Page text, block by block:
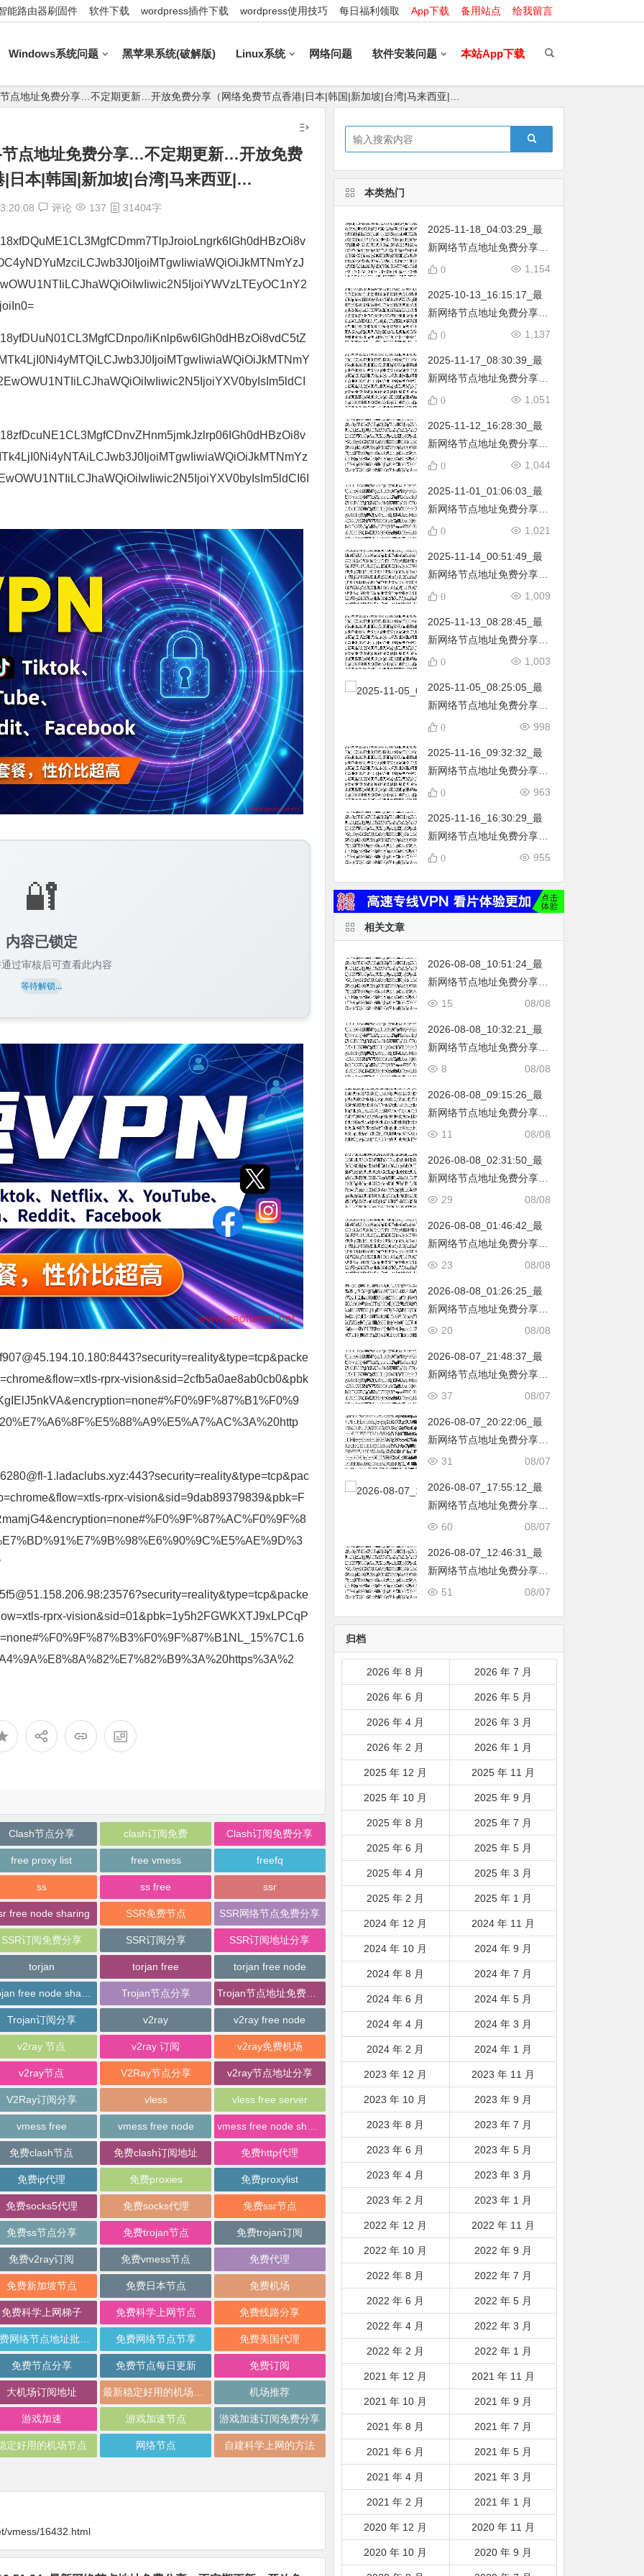
能路由器刷固件 软件下载 wordpress插件下载 wordpress使用技巧 每日福利领取 App下载 备用站点 给我留言
Windows系统问题 黑苹果系统(破解版) Linux系统 网络问题 软件安装问题 本站App下载
点地址免费分享…不定期更新…开放免费分享（网络免费节点香港|日本|韩国|新加坡|台湾|马来西亚|…
节点地址免费分享…不定期更新…开放免费
|日本|韩国|新加坡|台湾|马来西亚|…
评论 137 31404字
liKnlp6w6IGh0dHBzOi8vdC5tZ
🔐
内容已锁定
过审核后可查看此内容
等待解锁...
rprx-vision&sid=2cfb5a0ae8ab0cb0&pbk
1.ladaclubs.xyz:443?security=reality&type=tcp&pac
rprx-vision&sid=9dab89379839&pbk=F
rprx-vision&sid=01&pbk=1y5h2FGWKXTJ9xLPCqP
Clash节点分享 clash订阅免费 Clash订阅免费分享
free proxy list free vmess freefq
ss ss free ssr
free node sharing SSR免费节点 SSR网络节点免费分享
SSR订阅免费分享 SSR订阅分享 SSR订阅地址分享
torjan torjan free torjan free node
Trojan节点分享
Trojan订阅分享 v2ray v2ray free node
v2ray 节点 v2ray 订阅 v2ray免费机场
v2ray节点 V2Ray节点分享 v2ray节点地址分享
V2Ray订阅分享 vless vless free server
vmess free vmess free node
免费clash节点 免费clash订阅地址 免费http代理
免费ip代理 免费proxies 免费proxylist
免费socks5代理 免费socks代理 免费ssr节点
免费ss节点分享 免费trojan节点 免费trojan订阅
免费v2ray订阅 免费vmess节点 免费代理
免费新加坡节点 免费日本节点 免费机场
免费科学上网梯子 免费科学上网节点 免费线路分享
免费网络节点地址批量分享 免费网络节点节享 免费美国代理
免费节点分享 免费节点每日更新 免费订阅
大机场订阅地址 机场推荐
游戏加速 游戏加速节点 游戏加速订阅免费分享
定好用的机场节点 网络节点 自建科学上网的方法
vmess/16432.html
本类热门
2025-11-18_04:03:29_最
新网络节点地址免费分享…
不定期更新…开放免费分享
韩国|新加坡|台湾|马来西亚|
…
1,154
0
2025-10-13_16:15:17_最
新网络节点地址免费分享…
不定期更新…开放免费分享
韩国|新加坡|台湾|马来西亚|
…
1,137
0
2025-11-17_08:30:39_最
新网络节点地址免费分享…
不定期更新…开放免费分享
韩国|新加坡|台湾|马来西亚|
…
1,051
0
2025-11-12_16:28:30_最
新网络节点地址免费分享…
不定期更新…开放免费分享
韩国|新加坡|台湾|马来西亚|
…
1,044
0
2025-11-01_01:06:03_最
新网络节点地址免费分享…
不定期更新…开放免费分享
韩国|新加坡|台湾|马来西亚|
…
1,021
0
2025-11-14_00:51:49_最
新网络节点地址免费分享…
不定期更新…开放免费分享
韩国|新加坡|台湾|马来西亚|
…
1,009
0
2025-11-13_08:28:45_最
新网络节点地址免费分享…
不定期更新…开放免费分享
韩国|新加坡|台湾|马来西亚|
…
1,003
0
2025-11-05_08:25:05_最
新网络节点地址免费分享…
不定期更新…开放免费分享
韩国|新加坡|台湾|马来西亚|
…
998
0
2025-11-16_09:32:32_最
新网络节点地址免费分享…
不定期更新…开放免费分享
韩国|新加坡|台湾|马来西亚|
…
963
0
2025-11-16_16:30:29_最
新网络节点地址免费分享…
不定期更新…开放免费分享
韩国|新加坡|台湾|马来西亚|
…
955
0
相关文章
2026-08-08_10:51:24_最
新网络节点地址免费分享…
不定期更新…开放免费分享
韩国|新加坡|台湾|马来西亚|
…
08/08
15
2026-08-08_10:32:21_最
新网络节点地址免费分享…
不定期更新…开放免费分享
韩国|新加坡|台湾|马来西亚|
…
08/08
8
2026-08-08_09:15:26_最
新网络节点地址免费分享…
不定期更新…开放免费分享
韩国|新加坡|台湾|马来西亚|
…
08/08
11
2026-08-08_02:31:50_最
新网络节点地址免费分享…
不定期更新…开放免费分享
韩国|新加坡|台湾|马来西亚|
…
08/08
29
2026-08-08_01:46:42_最
新网络节点地址免费分享…
不定期更新…开放免费分享
韩国|新加坡|台湾|马来西亚|
…
08/08
23
2026-08-08_01:26:25_最
新网络节点地址免费分享…
不定期更新…开放免费分享
韩国|新加坡|台湾|马来西亚|
…
08/08
20
2026-08-07_21:48:37_最
新网络节点地址免费分享…
不定期更新…开放免费分享
韩国|新加坡|台湾|马来西亚|
…
08/07
37
2026-08-07_20:22:06_最
新网络节点地址免费分享…
不定期更新…开放免费分享
韩国|新加坡|台湾|马来西亚|
…
08/07
31
2026-08-07_17:55:12_最
新网络节点地址免费分享…
不定期更新…开放免费分享
韩国|新加坡|台湾|马来西亚|
…
08/07
60
2026-08-07_12:46:31_最
新网络节点地址免费分享…
不定期更新…开放免费分享
韩国|新加坡|台湾|马来西亚|
08/07
51
归档
2026 年 8 月 2026 年 7 月
2026 年 6 月 2026 年 5 月
2026 年 4 月 2026 年 3 月
2026 年 2 月 2026 年 1 月
2025 年 12 月 2025 年 11 月
2025 年 10 月 2025 年 9 月
2025 年 8 月 2025 年 7 月
2025 年 6 月 2025 年 5 月
2025 年 4 月 2025 年 3 月
2025 年 2 月 2025 年 1 月
2024 年 12 月 2024 年 11 月
2024 年 10 月 2024 年 9 月
2024 年 8 月 2024 年 7 月
2024 年 6 月 2024 年 5 月
2024 年 4 月 2024 年 3 月
2024 年 2 月 2024 年 1 月
2023 年 12 月 2023 年 11 月
2023 年 10 月 2023 年 9 月
2023 年 8 月 2023 年 7 月
2023 年 6 月 2023 年 5 月
2023 年 4 月 2023 年 3 月
2023 年 2 月 2023 年 1 月
2022 年 12 月 2022 年 11 月
2022 年 10 月 2022 年 9 月
2022 年 8 月 2022 年 7 月
2022 年 6 月 2022 年 5 月
2022 年 4 月 2022 年 3 月
2022 年 2 月 2022 年 1 月
2021 年 12 月 2021 年 11 月
2021 年 10 月 2021 年 9 月
2021 年 8 月 2021 年 7 月
2021 年 6 月 2021 年 5 月
2021 年 4 月 2021 年 3 月
2021 年 2 月 2021 年 1 月
2020 年 12 月 2020 年 11 月
2020 年 10 月 2020 年 9 月